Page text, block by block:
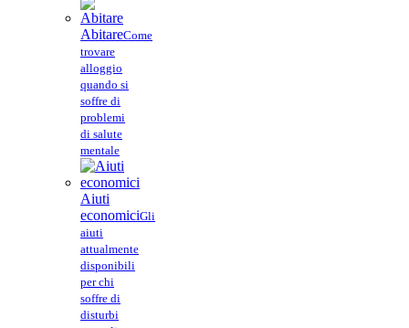
AbitareCome
trovare
alloggio
quando si
soffre di
problemi
di salute
mentale
Aiuti
economiciGli
aiuti
attualmente
disponibili
per chi
soffre di
disturbi